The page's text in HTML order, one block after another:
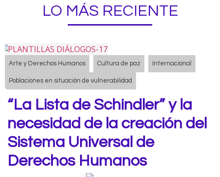
LO MÁS RECIENTE
Arte y Derechos Humanos Cultura de paz Internacional
Poblaciones en situación de vulnerabilidad
“La Lista de Schindler” y la
necesidad de la creación del
Sistema Universal de
Derechos Humanos